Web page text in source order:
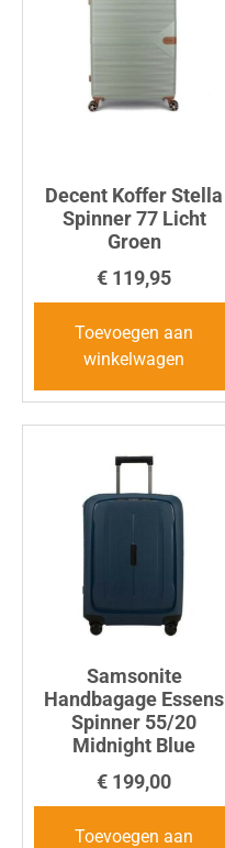
Decent Koffer Stella
Spinner 77 Licht
Groen
€ 119,95
Toevoegen aan
winkelwagen
Samsonite
Handbagage Essens
Spinner 55/20
Midnight Blue
€ 199,00
Toevoegen aan